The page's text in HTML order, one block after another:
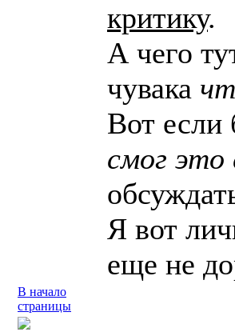
критику.
А чего
чувака
Вот
смог это
Я вот
еще не
В начало
страницы